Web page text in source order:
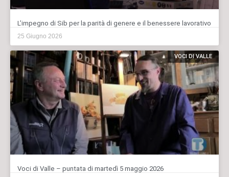
L’impegno di Sib per la parità di genere e il benessere lavorativo
25 Giugno 2026
VOCI DI VALLE
Voci di Valle – puntata di martedì 5 maggio 2026